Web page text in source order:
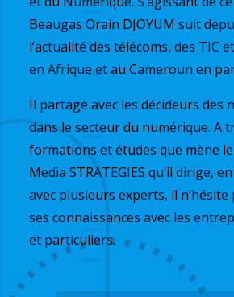
Beaugas Orain DJOYUM suit
l’actualité des télécoms, des TIC
en Afrique et au Cameroun en
Il partage avec les décideurs des
dans le secteur du numérique. A
formations et études que mène
Media STRATEGIES qu’il dirige,
avec plusieurs experts, il
ses connaissances avec les
et particuliers.